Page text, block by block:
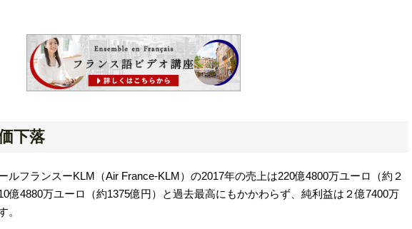
下落
ルフランスーKLM（Air France-KLM）の2017年の売上は220億4800万ユーロ（約２
億4880万ユーロ（約1375億円）と過去最高にもかかわらず、純利益は２億7400万
。